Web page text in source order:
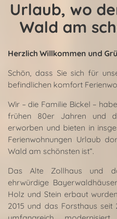
Urlaub, wo
Wald am
Herzlich Willkommen und
Schön, dass Sie sich für
befindlichen komfort
Wir – die Familie Bickel –
frühen 80er Jahren und
erworben und bieten in
Ferienwohnungen Urlaub
Wald am schönsten ist“.
Das Alte Zollhaus und
ehrwürdige
Holz und Stein erbaut
2015 und das Forsthaus seit